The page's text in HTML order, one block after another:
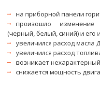
на приборной панели горит
произошло
(черный, белый, синий) и его
увеличился расход масла
увеличился расход
возникает
снижается мощность